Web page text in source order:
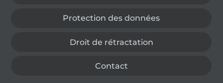
Protection des données
Droit de rétractation
Contact